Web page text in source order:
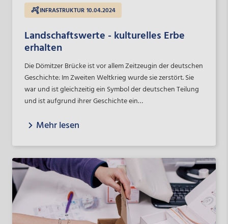
INFRASTRUKTUR 10.04.2024
Landschaftswerte - kulturelles Erbe
erhalten
Die Dömitzer Brücke ist vor allem Zeitzeugin der deutschen
Geschichte: Im Zweiten Weltkrieg wurde sie zerstört. Sie
war und ist gleichzeitig ein Symbol der deutschen Teilung
und ist aufgrund ihrer Geschichte ein
– und das galt es für die nächsten Jahrzehnte zu erhalten.
Mehr lesen